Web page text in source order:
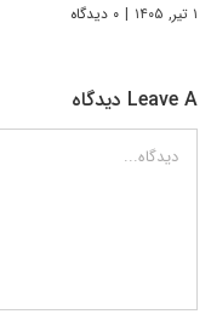
۱ تیر, ۱۴۰۵ | ۰ دیدگاه
Leave A دیدگاه
دیدگاه